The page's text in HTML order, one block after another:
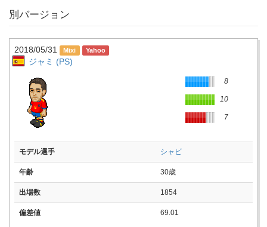
別バージョン
2018/05/31
ジャミ (PS)
8
10
7
モデル選手 シャビ
年齢 30歳
出場数 1854
偏差値 69.01